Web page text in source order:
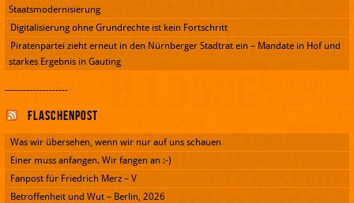
Staatsmodernisierung
Digitalisierung ohne Grundrechte ist kein Fortschritt
Piratenpartei zieht erneut in den Nürnberger Stadtrat ein – Mandate in Hof und
starkes Ergebnis in Gauting
--------------------
Flaschenpost
Was wir übersehen, wenn wir nur auf uns schauen
Einer muss anfangen. Wir fangen an :-)
Fanpost für Friedrich Merz – V
Betroffenheit und Wut – Berlin, 2026